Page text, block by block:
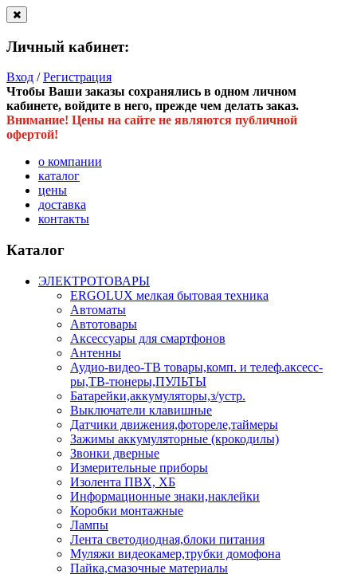
Личный кабинет:
Вход /Регистрация
Чтобы Ваши заказы сохранялись в одном личном
кабинете, войдите в него, прежде чем делать заказ.
Внимание! Цены на сайте не являются публичной
офертой!
о компании
каталог
цены
доставка
контакты
Каталог
ЭЛЕКТРОТОВАРЫ
ERGOLUX мелкая бытовая техника
Автоматы
Автотовары
Аксессуары для смартфонов
Антенны
Аудио-видео-ТВ товары,комп. и телеф.аксесс-
ры,ТВ-тюнеры,ПУЛЬТЫ
Батарейки,аккумуляторы,з/устр.
Выключатели клавишные
Датчики движения,фотореле,таймеры
Зажимы аккумуляторные (крокодилы)
Звонки дверные
Измерительные приборы
Изолента ПВХ, ХБ
Информационные знаки,наклейки
Коробки монтажные
Лампы
Лента светодиодная,блоки питания
Муляжи видеокамер,трубки домофона
Пайка,смазочные материалы